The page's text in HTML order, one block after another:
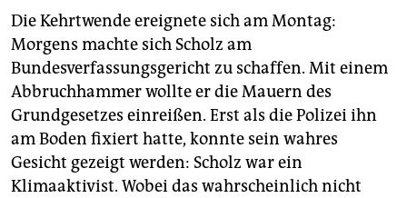
Die Kehrtwende ereignete sich am Montag:
Morgens machte sich Scholz am
Bundesverfassungsgericht zu schaffen. Mit einem
Abbruchhammer wollte er die Mauern des
Grundgesetzes einreißen. Erst als die Polizei ihn
am Boden fixiert hatte, konnte sein wahres
Gesicht gezeigt werden: Scholz war ein
Klimaaktivist. Wobei das wahrscheinlich nicht